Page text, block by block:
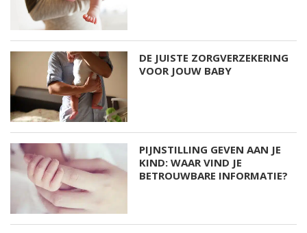
DE JUISTE ZORGVERZEKERING
VOOR JOUW BABY
PIJNSTILLING GEVEN AAN JE
KIND: WAAR VIND JE
BETROUWBARE INFORMATIE?